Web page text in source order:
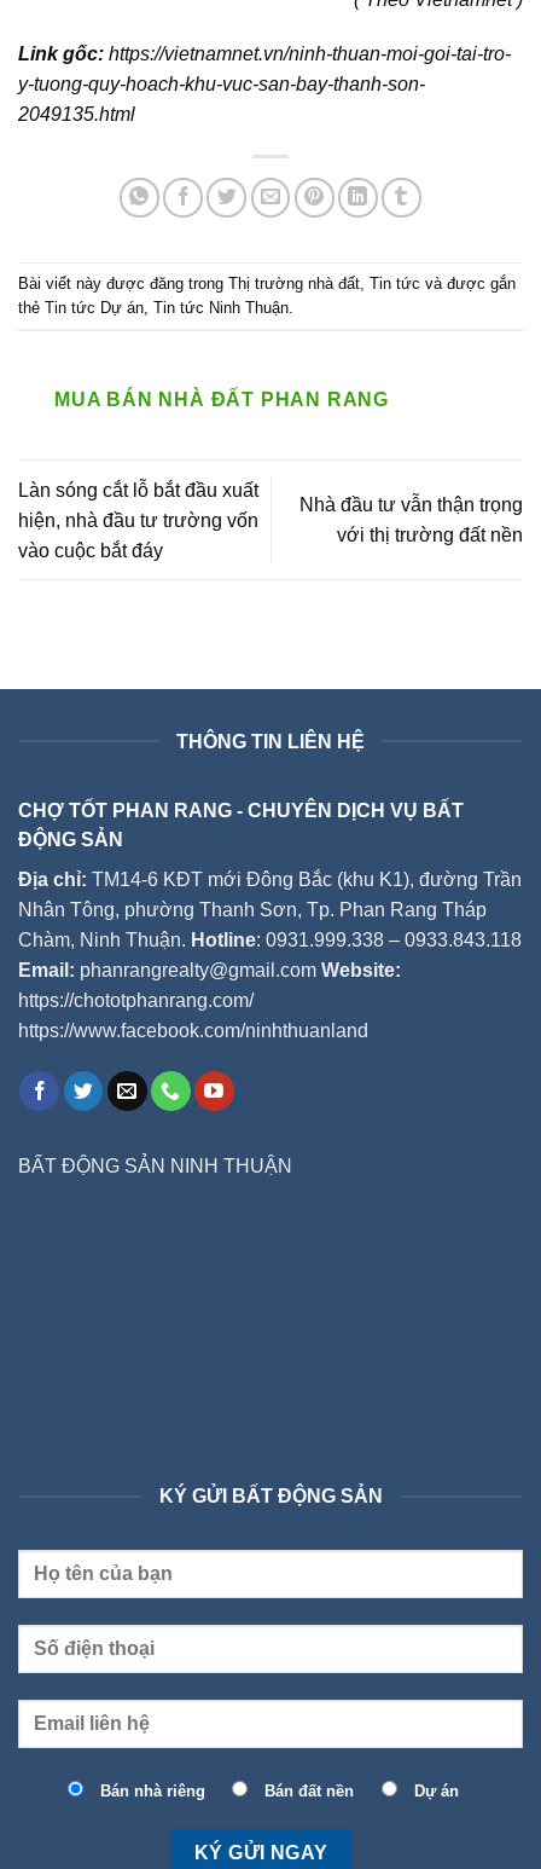
Link gốc: https://vietnamnet.vn/ninh-thuan-moi-goi-tai-tro-
y-tuong-quy-hoach-khu-vuc-san-bay-thanh-son-
2049135.html
Bài viết này được đăng trong Thị trường nhà đất Tin tức và được gắn
thẻ Tin tức Dự án Tin tức Ninh Thuận
MUA BÁN NHÀ ĐẤT PHAN RANG
Làn sóng cắt lỗ bắt đầu xuất
hiện, nhà đầu tư trường vốn
vào cuộc bắt đáy
Nhà đầu tư vẫn thận trọng
với thị trường đất nền
THÔNG TIN LIÊN HỆ
CHỢ TỐT PHAN RANG - CHUYÊN DỊCH VỤ BẤT
ĐỘNG SẢN
Địa chỉ: TM14-6 KĐT mới Đông Bắc (khu K1), đường Trần
Nhân Tông, phường Thanh Sơn, Tp. Phan Rang Tháp
Chàm, Ninh Thuận. Hotline: 0931.999.338 – 0933.843.118
Email: phanrangrealty@gmail.com Website:
https://chototphanrang.com/
https://www.facebook.com/ninhthuanland
BẤT ĐỘNG SẢN NINH THUẬN
KÝ GỬI BẤT ĐỘNG SẢN
Bán nhà riêng Bán đất nền Dự án